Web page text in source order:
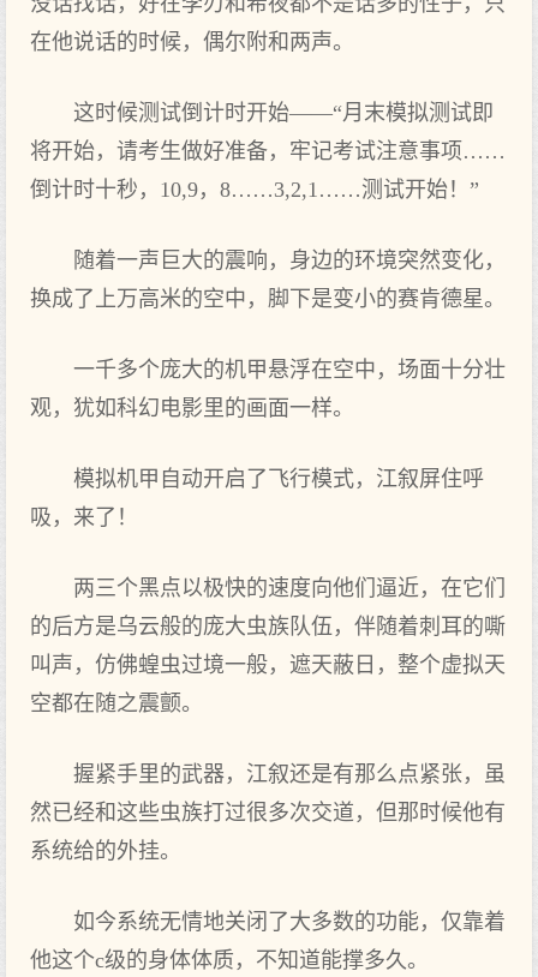
在他说话的时候，偶尔附和两声。
这时候测试倒计时开始——“月末模拟测试即
将开始，请考生做好准备，牢记考试注意事项……
倒计时十秒，10,9，8……3,2,1……测试开始！”
随着一声巨大的震响，身边的环境突然变化，
换成了上万高米的空中，脚下是变小的赛肯德星。
一千多个庞大的机甲悬浮在空中，场面十分壮
观，犹如科幻电影里的画面一样。
模拟机甲自动开启了飞行模式，江叙屏住呼
吸，来了！
两三个黑点以极快的速度向他们逼近，在它们
的后方是乌云般的庞大虫族队伍，伴随着刺耳的嘶
叫声，仿佛蝗虫过境一般，遮天蔽日，整个虚拟天
空都在随之震颤。
握紧手里的武器，江叙还是有那么点紧张，虽
然已经和这些虫族打过很多次交道，但那时候他有
系统给的外挂。
如今系统无情地关闭了大多数的功能，仅靠着
他这个c级的身体体质，不知道能撑多久。